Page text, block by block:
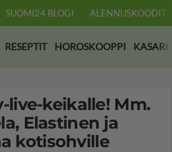
SUOMI24 BLOGI ALENNUSKOODIT
RESEPTIT HOROSKOOPPI KASARI
live-keikalle! Mm.
Elastinen ja
kotisohville